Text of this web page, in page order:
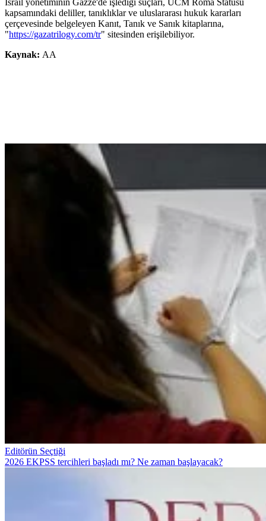
İsrail yönetiminin Gazze'de işlediği suçları, UCM Roma Statüsü
kapsamındaki deliller, tanıklıklar ve uluslararası hukuk kararları
çerçevesinde belgeleyen Kanıt, Tanık ve Sanık kitaplarına,
"https://gazatrilogy.com/tr" sitesinden erişilebiliyor.
Kaynak: AA
Editörün Seçtiği
2026 EKPSS tercihleri başladı mı? Ne zaman başlayacak?